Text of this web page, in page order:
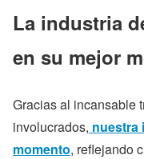
La industria
en su mejor
Gracias al incansable
involucrados, nuestra
momento, reflejando